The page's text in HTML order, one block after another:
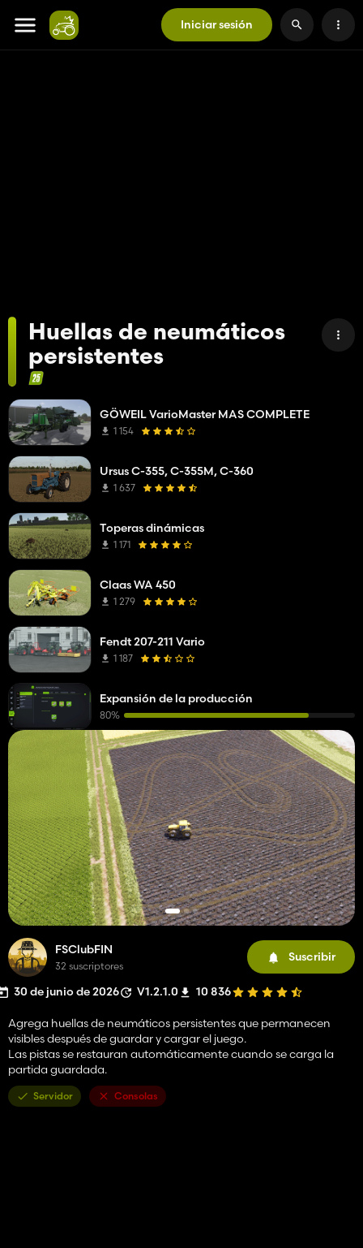
Iniciar sesión
Huellas de neumáticos
persistentes
FSClubFIN
32 suscriptores
Suscribir
30 de junio de 2026 V1.2.1.0 10 836
Agrega huellas de neumáticos persistentes que permanecen
visibles después de guardar y cargar el juego.
Las pistas se restauran automáticamente cuando se carga la
partida guardada.
Servidor Consolas
GÖWEIL VarioMaster MAS COMPLETE
1 154
Ursus C-355, C-355M, C-360
1 637
Toperas dinámicas
1 171
Claas WA 450
1 279
Fendt 207-211 Vario
1 187
Expansión de la producción
80%